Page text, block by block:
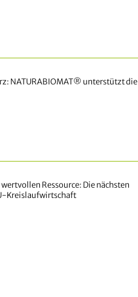
NATURABIOMAT® unterstützt die
Ressource: Die nächsten
Kreislaufwirtschaft